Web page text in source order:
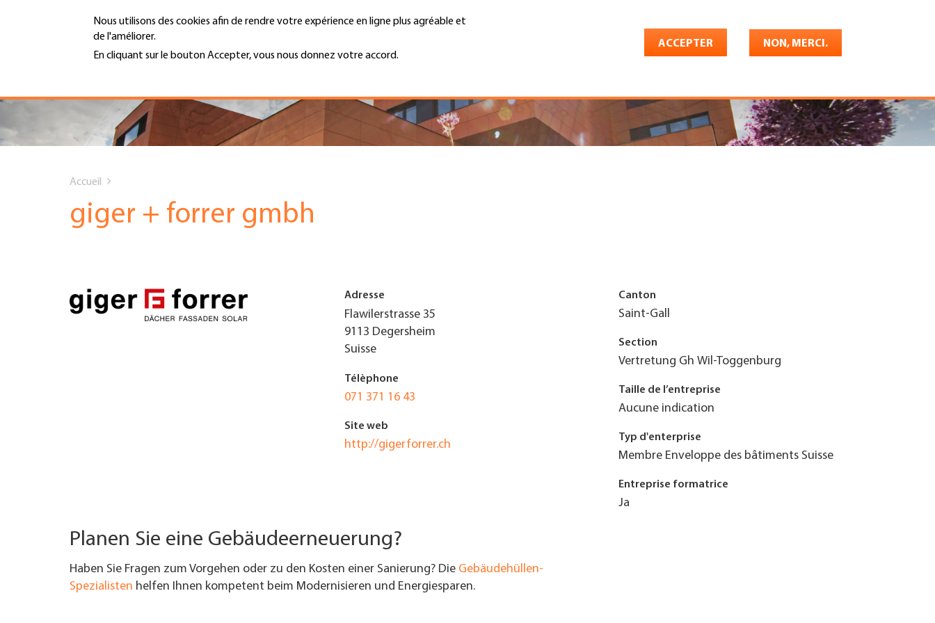
Nous utilisons des cookies afin de rendre votre expérience en ligne plus agréable et
de l'améliorer.
En cliquant sur le bouton Accepter, vous nous donnez votre accord.
ACCEPTER NON, MERCI.
Hauptnavigation
PORTRAIT
SERVICES
INFOTHÈQUE
JOBS & CARRIÈRE
MENU
Top
Menu
Shop Konto Français
are
Accueil
giger + forrer gmbh
Adresse
Flawilerstrasse 35
9113 Degersheim
Suisse
Télèphone
071 371 16 43
Site web
http://gigerforrer.ch
Canton
Saint-Gall
Section
Vertretung Gh Wil-Toggenburg
Taille de l’entreprise
Aucune indication
Typ d'enterprise
Membre Enveloppe des bâtiments Suisse
Entreprise formatrice
Ja
Planen Sie eine Gebäudeerneuerung?
Haben Sie Fragen zum Vorgehen oder zu den Kosten einer Sanierung? Die Gebäudehüllen-
Spezialisten helfen Ihnen kompetent beim Modernisieren und Energiesparen.